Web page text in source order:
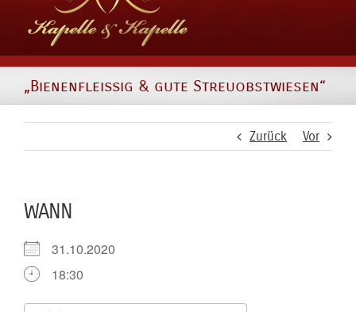
„Bienenfleißig & gute Streuobstwiesen“
Zurück Vor
WANN
31.10.2020
18:30